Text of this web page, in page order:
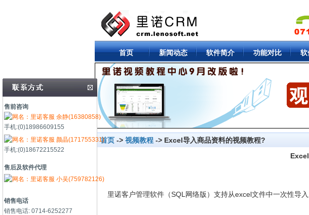
首页 新闻动态 软件简介 功能对比 软
首页 -> 视频教程 -> Excel导入商品资料的视频教程?
里诺客户管理软件（SQL网络版）支持从excel文件中一次性导
售前咨询
余静(16380858)
手机:(0)18986609155
颜晶(171755331)
手机:(0)18672215522
售后及软件代理
小吴(759782126)
销售电话
销售电话: 0714-6252277